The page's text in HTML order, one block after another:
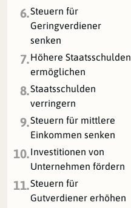
6.Steuern für
Geringverdiener
senken
7.Höhere Staatsschulden
ermöglichen
8.Staatsschulden
verringern
9.Steuern für mittlere
Einkommen senken
10.Investitionen von
Unternehmen fördern
11.Steuern für
Gutverdiener erhöhen